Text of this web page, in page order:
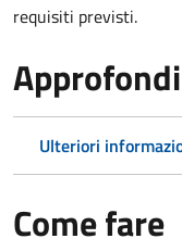
requisiti previsti.
Ulteriori
Come fare